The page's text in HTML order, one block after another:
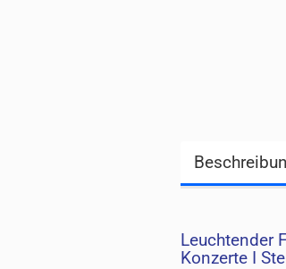
Leuchtender
Konzerte I